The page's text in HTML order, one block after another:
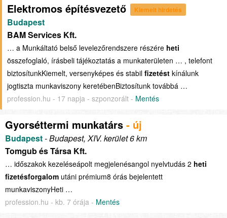
Elektromos építésvezető Kiemelt hirdetés
Budapest
BAM Services Kft.
… a Munkáltató belső levelezőrendszere részére heti
összefoglaló, írásbeli tájékoztatás a munkaterületen … , telefont
biztosítunkKiemelt, versenyképes és stabil fizetést kínálunk
jogtiszta munkaviszony keretébenBiztosítunk továbbá …
profession.hu - 17 napja - szponzorált - Mentés
Gyorséttermi munkatárs - új
Budapest- Budapest, XIV. kerület 6 km
Tomgub és Társa Kft.
… időszakok kezeléseápolt megjelenésangol nyelvtudás 2 heti
fizetésforgalom utáni prémium8 órás bejelentett
munkaviszonyHeti …
profession.hu - kb. 7 órája - Mentés